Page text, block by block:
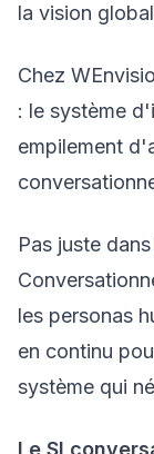
la vision
Chez
: le système
empilement
Pas juste
les personas
en continu
système qui
Le SI